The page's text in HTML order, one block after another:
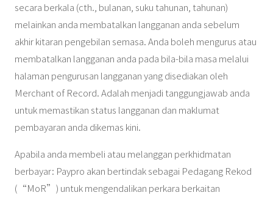
secara berkala (cth., bulanan, suku tahunan, tahunan)
melainkan anda membatalkan langganan anda sebelum
akhir kitaran pengebilan semasa. Anda boleh mengurus atau
membatalkan langganan anda pada bila-bila masa melalui
halaman pengurusan langganan yang disediakan oleh
Merchant of Record. Adalah menjadi tanggungjawab anda
untuk memastikan status langganan dan maklumat
pembayaran anda dikemas kini.
Apabila anda membeli atau melanggan perkhidmatan
berbayar: Paypro akan bertindak sebagai Pedagang Rekod
(“MoR”) untuk mengendalikan perkara berkaitan